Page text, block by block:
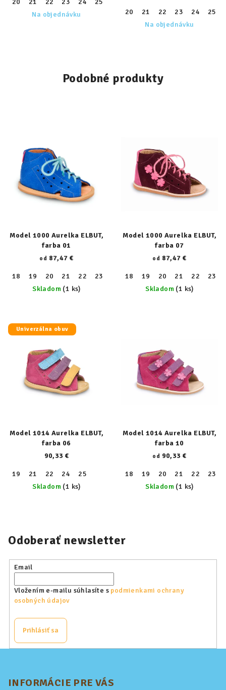
20 21 22 23 24 25
Na objednávku
20 21 22 23 24 25
Na objednávku
Podobné produkty
Model 1000 Aurelka ELBUT,
farba 01
od 87,47 €
18 19 20 21 22 23 25 26 27 28 29
30
Skladom (1 ks)
Model 1000 Aurelka ELBUT,
farba 07
od 87,47 €
18 19 20 21 22 23
Skladom (1 ks)
Univerzálna obuv
Model 1014 Aurelka ELBUT,
farba 06
90,33 €
19 21 22 24
25
Skladom (1 ks)
Model 1014 Aurelka ELBUT,
farba 10
od 90,33 €
18 19 20 21 22 23
Skladom (1 ks)
Odoberať newsletter
Email
Vložením e-mailu súhlasíte s podmienkami ochrany
osobných údajov
Prihlásiť sa
INFORMÁCIE PRE VÁS